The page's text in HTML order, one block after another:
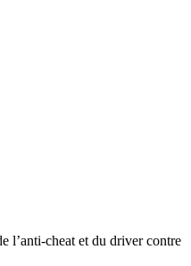
l’anti-cheat et du driver contre